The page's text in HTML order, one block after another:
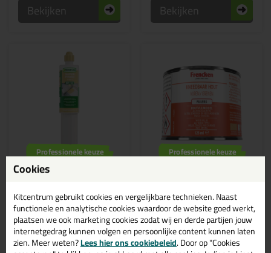
Bekijken Bekijken
Repair Care Dry Flex SF |
2in1 150ml
Reparatieplamuur voor het
zeer snel plamuren en
repareren van kleine
gebreken en oneffenheden in
hout
Professionele keuze
42,95
Frencken Kneedbaar
Hout 125ml
Vullen/repareren van
oppervlaktebeschadigingen in
hout
Professionele keuze
Cookies
Kitcentrum gebruikt cookies en vergelijkbare technieken. Naast
functionele en analytische cookies waardoor de website goed werkt,
plaatsen we ook marketing cookies zodat wij en derde partijen jouw
internetgedrag kunnen volgen en persoonlijke content kunnen laten
zien. Meer weten?Lees hier ons cookiebeleid. Door op "Cookies